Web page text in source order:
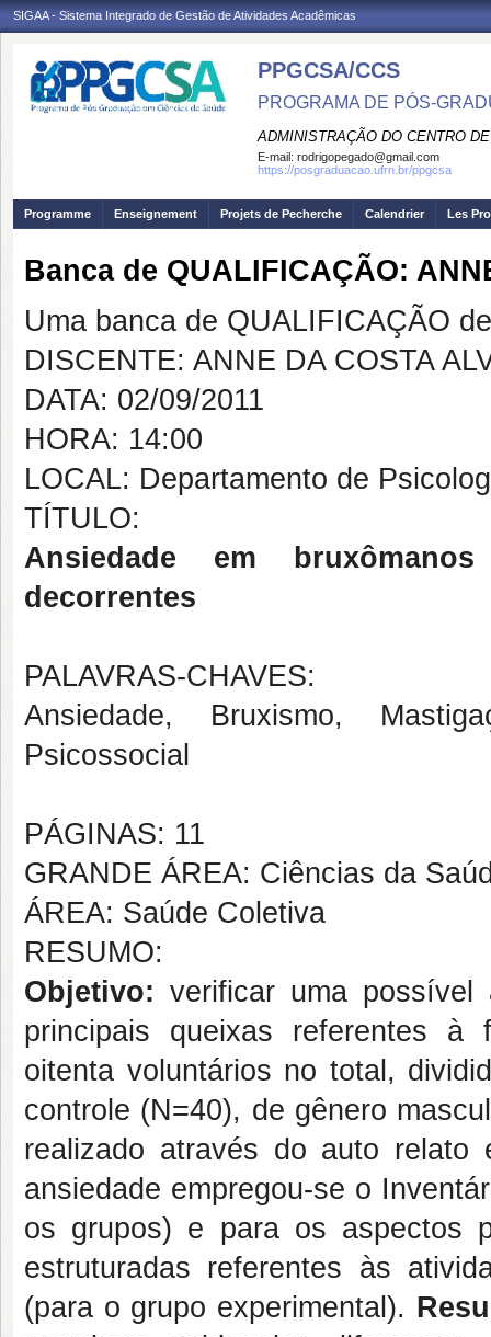
SIGAA - Sistema Integrado de Gestão de Atividades Acadêmicas
PPGCSA/CCS
PROGRAMA DE PÓS-
ADMINISTRAÇÃO DO CENTRO
E-mail: rodrigopegado@gmail.com
https://posgraduacao.ufrn.br/ppgcsa
Programme Enseignement Projets de Pecherche Calendrier Les
Banca de QUALIFICAÇÃO:
Uma banca de QUALIFICAÇÃO
DISCENTE: ANNE DA COSTA
DATA: 02/09/2011
HORA: 14:00
LOCAL: Departamento de
TÍTULO:
Ansiedade em
decorrentes
PALAVRAS-CHAVES:
Ansiedade, Bruxismo,
Psicossocial
PÁGINAS: 11
GRANDE ÁREA: Ciências da
ÁREA: Saúde Coletiva
RESUMO:
Objetivo: verificar uma possível
principais queixas referentes à
oitenta voluntários no total,
controle (N=40), de gênero
realizado através do auto
ansiedade empregou-se o
os grupos) e para os aspectos
estruturadas referentes às
(para o grupo experimental).